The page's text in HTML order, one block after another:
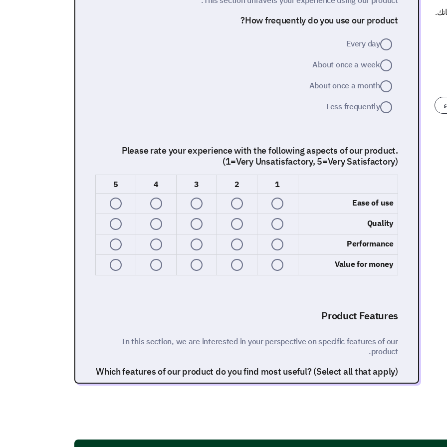
How frequently do you use our product?
Every day
About once a week
About once a month
Less frequently
Please rate your experience with the following aspects of our product.
(1=Very Unsatisfactory, 5=Very Satisfactory)
1
2
3
4
5
Ease of use
Quality
Performance
Value for money
Product Features
In this section, we are interested in your perspective on specific features of our
product.
Which features of our product do you find most useful? (Select all that apply)